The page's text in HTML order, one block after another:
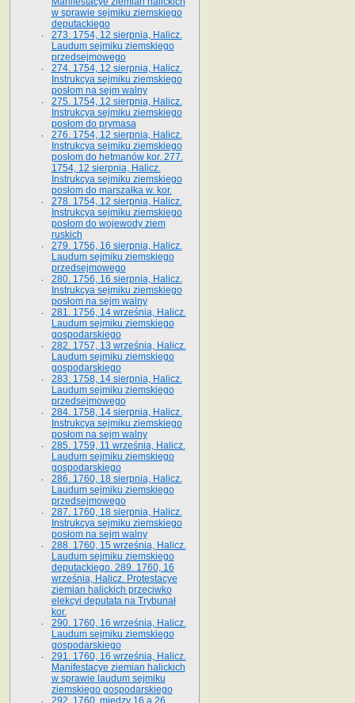
w sprawie sejmiku ziemskiego
deputackiego
273. 1754, 12 sierpnia, Halicz.
Laudum sejmiku ziemskiego
przedsejmowego
274. 1754, 12 sierpnia, Halicz.
Instrukcya sejmiku ziemskiego
posłom na sejm walny
275. 1754, 12 sierpnia, Halicz.
Instrukcya sejmiku ziemskiego
posłom do prymasa
276. 1754, 12 sierpnia, Halicz.
Instrukcya sejmiku ziemskiego
posłom do hetmanów kor. 277.
1754, 12 sierpnia, Halicz.
Instrukcya sejmiku ziemskiego
posłom do marszałka w. kor.
278. 1754, 12 sierpnia, Halicz.
Instrukcya sejmiku ziemskiego
posłom do wojewody ziem
ruskich
279. 1756, 16 sierpnia, Halicz.
Laudum sejmiku ziemskiego
przedsejmowego
280. 1756, 16 sierpnia, Halicz.
Instrukcya sejmiku ziemskiego
posłom na sejm walny
281. 1756, 14 września, Halicz.
Laudum sejmiku ziemskiego
gospodarskiego
282. 1757, 13 września, Halicz.
Laudum sejmiku ziemskiego
gospodarskiego
283. 1758, 14 sierpnia, Halicz.
Laudum sejmiku ziemskiego
przedsejmowego
284. 1758, 14 sierpnia, Halicz.
Instrukcya sejmiku ziemskiego
posłom na sejm walny
285. 1759, 11 września, Halicz.
Laudum sejmiku ziemskiego
gospodarskiego
286. 1760, 18 sierpnia, Halicz.
Laudum sejmiku ziemskiego
przedsejmowego
287. 1760, 18 sierpnia, Halicz.
Instrukcya sejmiku ziemskiego
posłom na sejm walny
288. 1760, 15 września, Halicz.
Laudum sejmiku ziemskiego
deputackiego. 289. 1760, 16
września, Halicz. Protestacye
ziemian halickich przeciwko
elekcyi deputata na Trybunał
kor.
290. 1760, 16 września, Halicz.
Laudum sejmiku ziemskiego
gospodarskiego
291. 1760, 16 września, Halicz.
Manifestacye ziemian halickich
w sprawie laudum sejmiku
ziemskiego gospodarskiego
292. 1760, między 16 a 26